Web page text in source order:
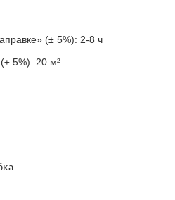
(± 5%): 2-8 ч
5%): 20 м²